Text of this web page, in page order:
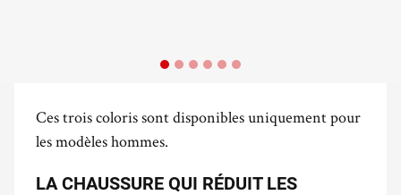
Ces trois coloris sont disponibles uniquement pour
les modèles hommes.
LA CHAUSSURE QUI RÉDUIT LES